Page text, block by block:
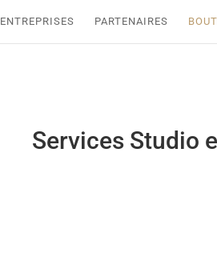
ENTREPRISES PARTENAIRES
Services Studio